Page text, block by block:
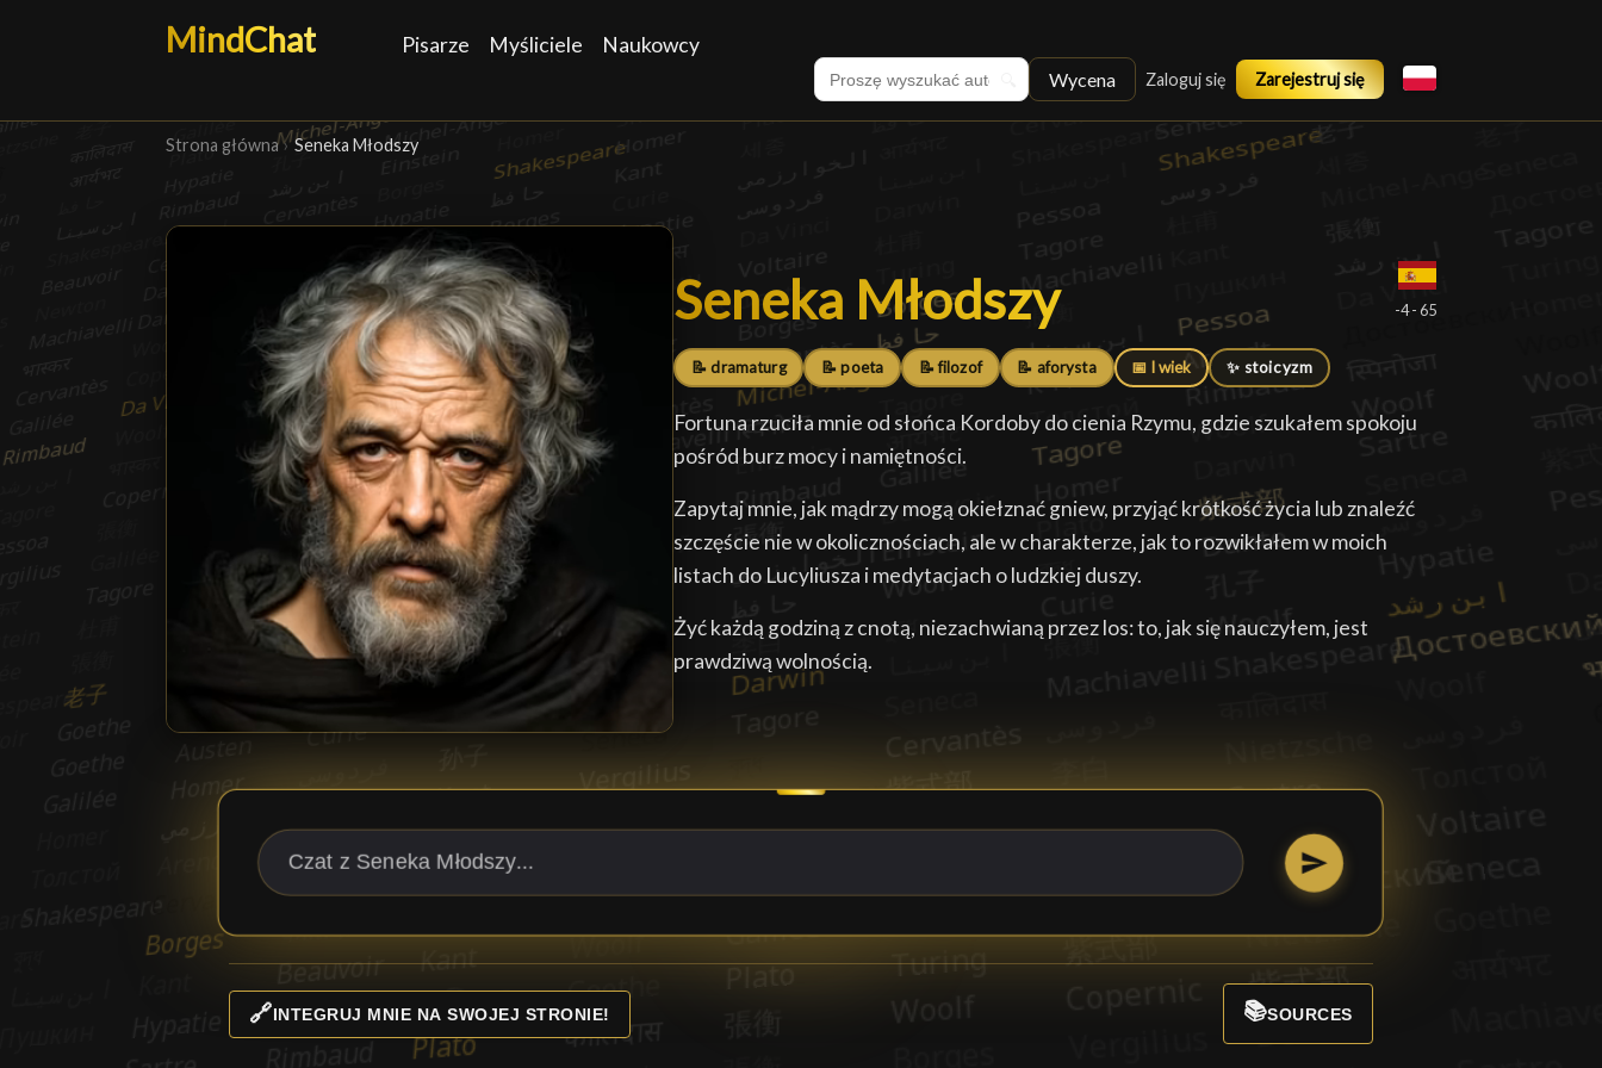
MindChat Pisarze Myśliciele Naukowcy
Wycena Zaloguj się Zarejestruj się
Strona główna › Seneka Młodszy
Seneka Młodszy
Seneka Młodszy█ -4 - 65
📝 dramaturg 📝 poeta 📝 filozof 📝 aforysta 📅 I wiek ✨ stoicyzm
Fortuna rzuciła mnie od słońca Kordoby do cienia Rzymu, gdzie szukałem spokoju
pośród burz mocy i namiętności.
Zapytaj mnie, jak mądrzy mogą okiełznać gniew, przyjąć krótkość życia lub znaleźć
szczęście nie w okolicznościach, ale w charakterze, jak to rozwikłałem w moich
listach do Lucyliusza i medytacjach o ludzkiej duszy.
Żyć każdą godziną z cnotą, niezachwianą przez los: to, jak się nauczyłem, jest
prawdziwą wolnością.
🔗INTEGRUJ MNIE NA SWOJEJ STRONIE! 📚SOURCES